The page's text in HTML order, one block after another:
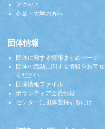
アクセス
企業・大学の方へ
団体情報
団体に関する情報まとめページ
団体の活動に関する情報をお寄せ
ください
団体情報ファイル
ボランティア会員情報
センターに団体登録するには